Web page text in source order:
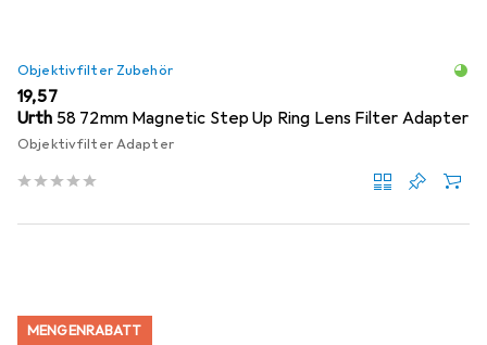
Objektivfilter Zubehör
EUR
19,57
Urth 58 72mm Magnetic Step Up Ring Lens Filter Adapter
Objektivfilter Adapter
MENGENRABATT